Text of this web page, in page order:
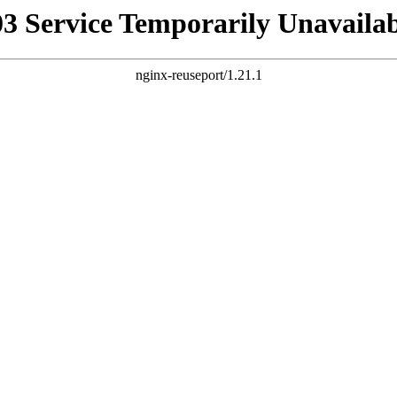
Service Temporarily
nginx-reuseport/1.21.1